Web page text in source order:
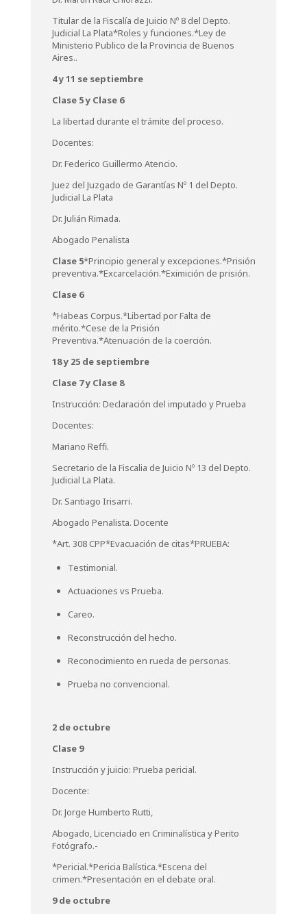
Titular de la Fiscalía de Juicio Nº 8 del Depto.
Judicial La Plata*Roles y funciones.*Ley de
Ministerio Publico de la Provincia de Buenos
Aires..
4 y 11 se septiembre
Clase 5 y Clase 6
La libertad durante el trámite del proceso.
Docentes:
Dr. Federico Guillermo Atencio.
Juez del Juzgado de Garantías Nº 1 del Depto.
Judicial La Plata
Dr. Julián Rimada.
Abogado Penalista
Clase 5*Principio general y excepciones.*Prisión
preventiva.*Excarcelación.*Eximición de prisión.
Clase 6
*Habeas Corpus.*Libertad por Falta de
mérito.*Cese de la Prisión
Preventiva.*Atenuación de la coerción.
18 y 25 de septiembre
Clase 7 y Clase 8
Instrucción: Declaración del imputado y Prueba
Docentes:
Mariano Reffi.
Secretario de la Fiscalia de Juicio Nº 13 del Depto.
Judicial La Plata.
Dr. Santiago Irisarri.
Abogado Penalista. Docente
*Art. 308 CPP*Evacuación de citas*PRUEBA:
Testimonial.
Actuaciones vs Prueba.
Careo.
Reconstrucción del hecho.
Reconocimiento en rueda de personas.
Prueba no convencional.
2 de octubre
Clase 9
Instrucción y juicio: Prueba pericial.
Docente:
Dr. Jorge Humberto Rutti,
Abogado, Licenciado en Criminalística y Perito
Fotógrafo.-
*Pericial.*Pericia Balística.*Escena del
crimen.*Presentación en el debate oral.
9 de octubre